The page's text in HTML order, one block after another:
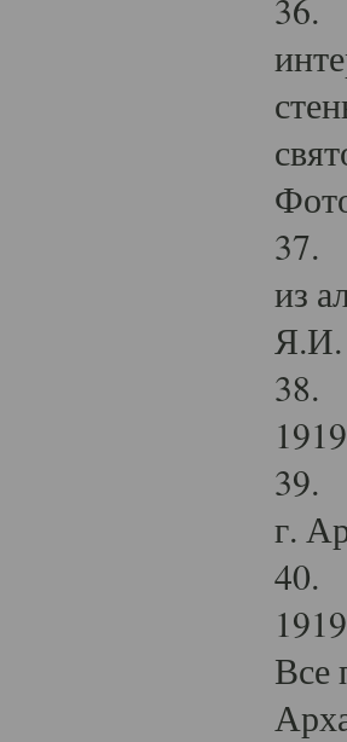
36.
37.
из
Я.И.
38.
39.
г.
40.
Все